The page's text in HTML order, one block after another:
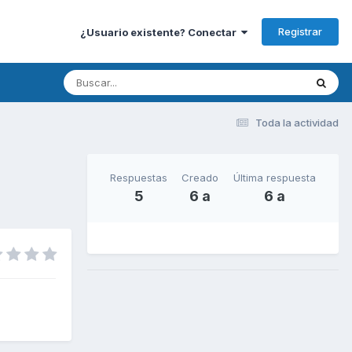
¿Usuario existente? Conectar Registrar
Toda la actividad
Respuestas
5
Creado
6 a
Última respuesta
6 a